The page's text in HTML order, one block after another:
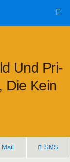
Und Pri­
Die Kein
Mail SMS